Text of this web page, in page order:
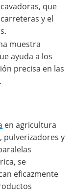
que
y el
muestra
ayuda a los
precisa en las
en agricultura
pulverizadores y
se
eficazmente